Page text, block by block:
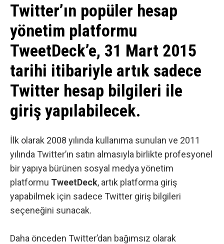
Twitter’ın popüler hesap
yönetim platformu
TweetDeck’e, 31 Mart 2015
tarihi itibariyle artık sadece
Twitter hesap bilgileri ile
giriş yapılabilecek.
İlk olarak 2008 yılında kullanıma sunulan ve 2011
yılında Twitter’ın satın almasıyla birlikte profesyonel
bir yapıya bürünen sosyal medya yönetim
platformu TweetDeck, artık platforma giriş
yapabilmek için sadece Twitter giriş bilgileri
seçeneğini sunacak.
Daha önceden Twitter’dan bağımsız olarak